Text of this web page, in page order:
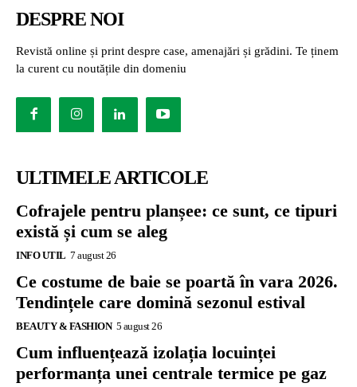
DESPRE NOI
Revistă online și print despre case, amenajări și grădini. Te ținem
la curent cu noutățile din domeniu
ULTIMELE ARTICOLE
Cofrajele pentru planșee: ce sunt, ce tipuri
există și cum se aleg
INFO UTIL 7 august 26
Ce costume de baie se poartă în vara 2026.
Tendințele care domină sezonul estival
BEAUTY & FASHION 5 august 26
Cum influențează izolația locuinței
performanța unei centrale termice pe gaz